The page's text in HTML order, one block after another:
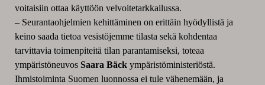
voitaisiin ottaa käyttöön velvoitetarkkailussa.
– Seurantaohjelmien kehittäminen on erittäin hyödyllistä ja
keino saada tietoa vesistöjemme tilasta sekä kohdentaa
tarvittavia toimenpiteitä tilan parantamiseksi, toteaa
ympäristöneuvos Saara Bäckympäristöministeriöstä.
Ihmistoiminta Suomen luonnossa ei tule vähenemään, ja